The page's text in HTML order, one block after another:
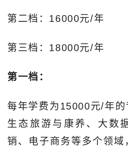
第二档：16000元/年
第三档：18000元/年
第一档：
每年学费为15000元/年
生态旅游与康养、大数
销、电子商务等多个领域